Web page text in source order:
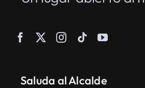
Saluda al Alcalde